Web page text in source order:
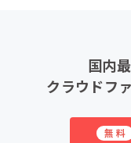
国内
クラウドフ
無料